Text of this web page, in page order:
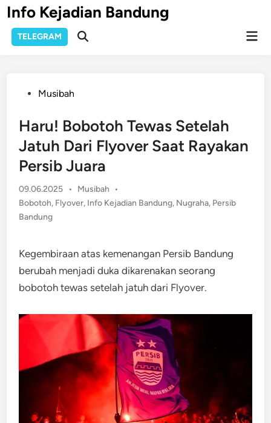
Skip
to
content
Info Kejadian Bandung
TELEGRAM
Open
PostedMusibah
Haru! Bobotoh Tewas Setelah
Jatuh Dari Flyover Saat Rayakan
Persib Juara
09.06.2025 •
Posted
in
Musibah
•
Bobotoh, Flyover, Info Kejadian Bandung, Nugraha, Persib
Bandung
Kegembiraan atas kemenangan Persib Bandung
berubah menjadi duka dikarenakan seorang
bobotoh tewas setelah jatuh dari Flyover.